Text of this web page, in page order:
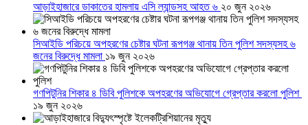
আড়াইহাজারে ডাকাতের হামলায় এসি ল্যান্ডসহ আহত ৬ ২০ জুন ২০২৬
সিআইডি পরিচয়ে অপহরণের চেষ্টার ঘটনা রূপগঞ্জ থানায় তিন পুলিশ সদস্যসহ ৬
জনের বিরুদ্ধে মামলা ১৯ জুন ২০২৬
গণপিটুনির শিকার ৪ ডিবি পুলিশকে অপহরণের অভিযোগে গ্রেপ্তার করলো পুলিশ
১৯ জুন ২০২৬